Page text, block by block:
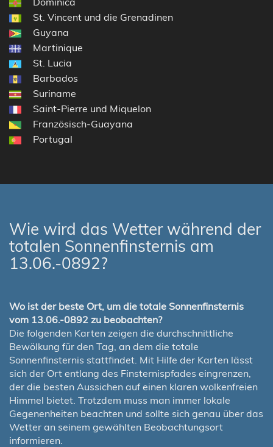
St. Vincent und die Grenadinen
Guyana
Martinique
St. Lucia
Barbados
Suriname
Saint-Pierre und Miquelon
Französisch-Guayana
Portugal
Wie wird das Wetter während der
totalen Sonnenfinsternis am
13.06.-0892?
Wo ist der beste Ort, um die totale Sonnenfinsternis
vom 13.06.-0892 zu beobachten?
Die folgenden Karten zeigen die durchschnittliche
Bewölkung für den Tag, an dem die totale
Sonnenfinsternis stattfindet. Mit Hilfe der Karten lässt
sich der Ort entlang des Finsternispfades eingrenzen,
der die besten Aussichen auf einen klaren wolkenfreien
Himmel bietet. Trotzdem muss man immer lokale
Gegenenheiten beachten und sollte sich genau über das
Wetter an seinem gewählten Beobachtungsort
informieren.